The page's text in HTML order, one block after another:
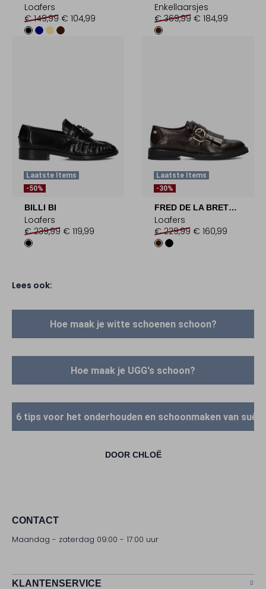
Loafers
€ 149,99 € 104,99
Enkellaarsjes
€ 369,99 € 184,99
Laatste Items
-50%
BILLI BI
Loafers
€ 239,99 € 119,99
Laatste Items
-30%
FRED DE LA BRETONIERE
Loafers
€ 229,99 € 160,99
Lees ook:
Hoe maak je witte schoenen schoon?
Hoe maak je UGG's schoon?
6 tips voor het onderhouden en schoonmaken van
DOOR CHLOË
CONTACT
Maandag - zaterdag 09:00 - 17:00 uur
KLANTENSERVICE